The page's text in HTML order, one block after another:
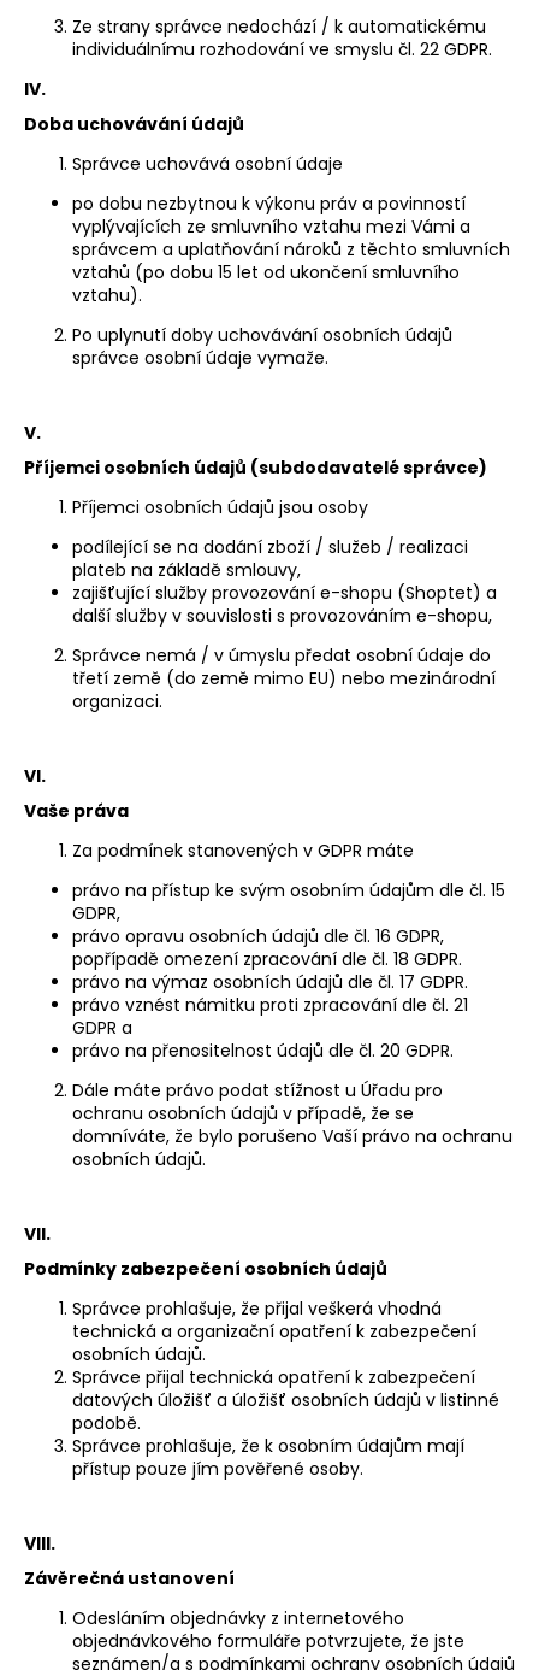
Ze strany správce nedochází / k automatickému
individuálnímu rozhodování ve smyslu čl. 22 GDPR.
IV.
Doba uchovávání údajů
Správce uchovává osobní údaje
po dobu nezbytnou k výkonu práv a povinností
vyplývajících ze smluvního vztahu mezi Vámi a
správcem a uplatňování nároků z těchto smluvních
vztahů (po dobu 15 let od ukončení smluvního
vztahu).
Po uplynutí doby uchovávání osobních údajů
správce osobní údaje vymaže.
V.
Příjemci osobních údajů (subdodavatelé správce)
Příjemci osobních údajů jsou osoby
podílející se na dodání zboží / služeb / realizaci
plateb na základě smlouvy,
zajišťující služby provozování e-shopu (Shoptet) a
další služby v souvislosti s provozováním e-shopu,
Správce nemá / v úmyslu předat osobní údaje do
třetí země (do země mimo EU) nebo mezinárodní
organizaci.
VI.
Vaše práva
Za podmínek stanovených v GDPR máte
právo na přístup ke svým osobním údajům dle čl. 15
GDPR,
právo opravu osobních údajů dle čl. 16 GDPR,
popřípadě omezení zpracování dle čl. 18 GDPR.
právo na výmaz osobních údajů dle čl. 17 GDPR.
právo vznést námitku proti zpracování dle čl. 21
GDPR a
právo na přenositelnost údajů dle čl. 20 GDPR.
Dále máte právo podat stížnost u Úřadu pro
ochranu osobních údajů v případě, že se
domníváte, že bylo porušeno Vaší právo na ochranu
osobních údajů.
VII.
Podmínky zabezpečení osobních údajů
Správce prohlašuje, že přijal veškerá vhodná
technická a organizační opatření k zabezpečení
osobních údajů.
Správce přijal technická opatření k zabezpečení
datových úložišť a úložišť osobních údajů v listinné
podobě.
Správce prohlašuje, že k osobním údajům mají
přístup pouze jím pověřené osoby.
VIII.
Závěrečná ustanovení
Odesláním objednávky z internetového
objednávkového formuláře potvrzujete, že jste
seznámen/a s podmínkami ochrany osobních údajů